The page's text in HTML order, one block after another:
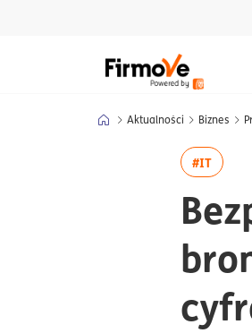
Aktualności Biznes
#ITwięcej